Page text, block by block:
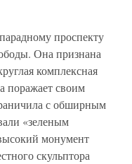
проспекту
Она признана
комплексная
поражает своим
с обширным
«зеленым
монумент
скульптора